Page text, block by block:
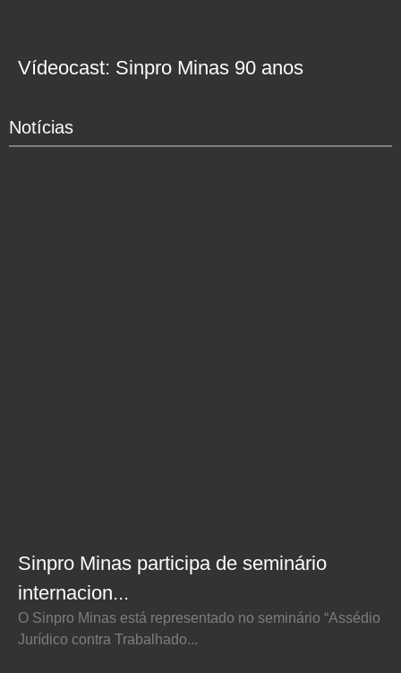
Vídeocast: Sinpro Minas 90 anos
Notícias
Sinpro Minas participa de seminário
internacion...
O Sinpro Minas está representado no seminário “Assédio
Jurídico contra Trabalhado...